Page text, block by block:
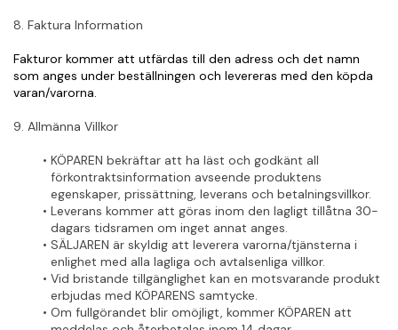
8. Faktura Information
Fakturor kommer att utfärdas till den adress och det namn
som anges under beställningen och levereras med den köpda
varan/varorna.
9. Allmänna Villkor
KÖPAREN bekräftar att ha läst och godkänt all
förkontraktsinformation avseende produktens
egenskaper, prissättning, leverans och betalningsvillkor.
Leverans kommer att göras inom den lagligt tillåtna 30-
dagars tidsramen om inget annat anges.
SÄLJAREN är skyldig att leverera varorna/tjänsterna i
enlighet med alla lagliga och avtalsenliga villkor.
Vid bristande tillgänglighet kan en motsvarande produkt
erbjudas med KÖPARENS samtycke.
Om fullgörandet blir omöjligt, kommer KÖPAREN att